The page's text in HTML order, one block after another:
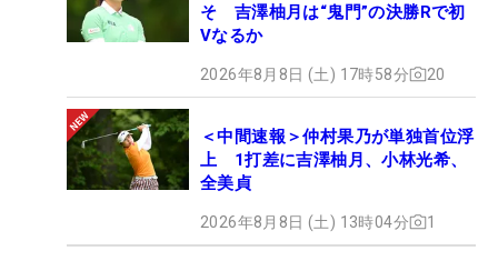
そ 吉澤柚月は“鬼門”の決勝Rで初
Vなるか
2026年8月8日 (土) 17時58分 20
＜中間速報＞仲村果乃が単独首位浮
上 1打差に吉澤柚月、小林光希、
全美貞
2026年8月8日 (土) 13時04分 1